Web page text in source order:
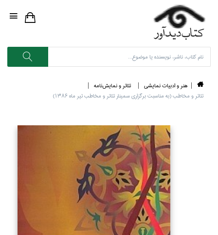
هنر و ادبيات نمايشي
تئاتر و نمايش‌نامه
تئاتر و مخاطب (به مناسبت برگزاري سمينار تئاتر و مخاطب تير ماه 1386)